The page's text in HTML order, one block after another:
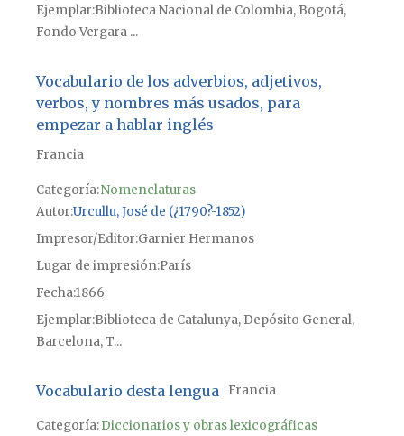
Ejemplar Biblioteca Nacional de Colombia, Bogotá,
Fondo Vergara ...
Vocabulario de los adverbios, adjetivos,
verbos, y nombres más usados, para
empezar a hablar inglés
Francia
Categoría:Nomenclaturas
Autor Urcullu, José de (¿1790?-1852)
Impresor/Editor Garnier Hermanos
Lugar de impresiónParís
Fecha1866
Ejemplar Biblioteca de Catalunya, Depósito General,
Barcelona, T...
Vocabulario desta lengua Francia
Categoría:Diccionarios y obras lexicográficas